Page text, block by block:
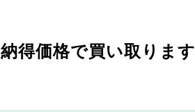
納得価格で買い取ります